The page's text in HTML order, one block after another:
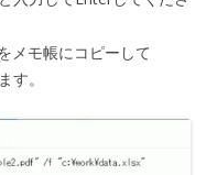
メモ帳にコピーして
す。